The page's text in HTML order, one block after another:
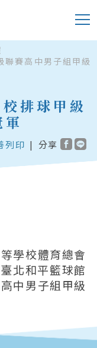
賽高中男子組甲級
排球甲級
列印 | 分享
學校體育總會
北和平籃球館
中男子組甲級